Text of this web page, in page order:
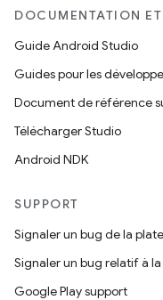
DOCUMENTATION
Guide Android Studio
Guides pour les
Document de référence
Télécharger Studio
Android NDK
SUPPORT
Signaler un bug de la
Signaler un bug relatif à
Google Play support